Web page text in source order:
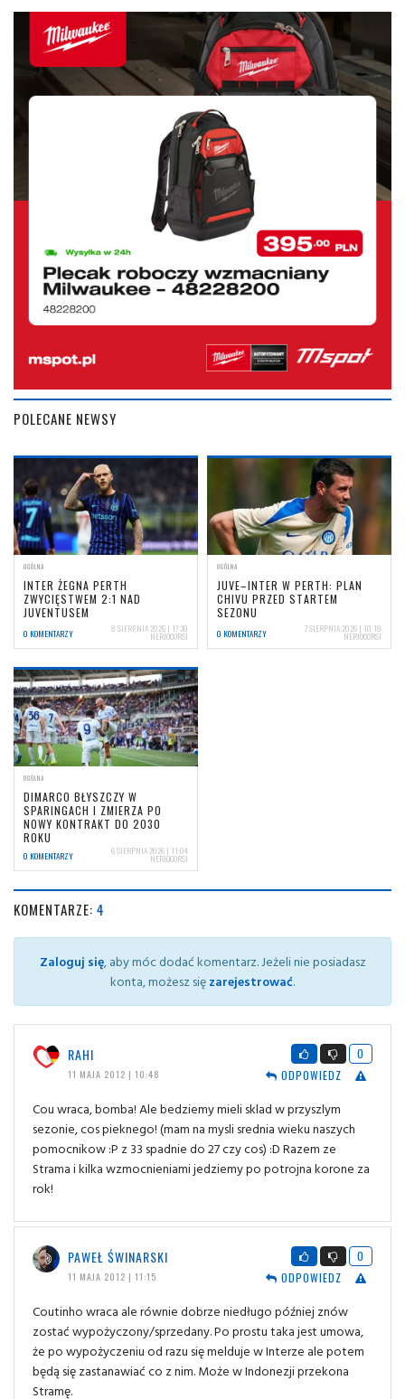
POLECANE NEWSY
OGÓLNA
INTER ŻEGNA PERTH
ZWYCIĘSTWEM 2:1 NAD
JUVENTUSEM
0 KOMENTARZY 8 SIERPNIA 2026 | 17:30
NERIOCORSI
OGÓLNA
JUVE–INTER W PERTH: PLAN
CHIVU PRZED STARTEM
SEZONU
0 KOMENTARZY 7 SIERPNIA 2026 | 10:19
NERIOCORSI
OGÓLNA
DIMARCO BŁYSZCZY W
SPARINGACH I ZMIERZA PO
NOWY KONTRAKT DO 2030
ROKU
0 KOMENTARZY 6 SIERPNIA 2026 | 11:04
NERIOCORSI
KOMENTARZE: 4
Zaloguj się, aby móc dodać komentarz. Jeżeli nie posiadasz
konta, możesz sięzarejestrować.
RAHI
11 MAJA 2012 | 10:48
0
ODPOWIEDZ
Cou wraca, bomba! Ale bedziemy mieli sklad w przyszlym
sezonie, cos pieknego! (mam na mysli srednia wieku naszych
pomocnikow :P z 33 spadnie do 27 czy cos) :D Razem ze
Strama i kilka wzmocnieniami jedziemy po potrojna korone za
rok!
PAWEŁ ŚWINARSKI
11 MAJA 2012 | 11:15
0
ODPOWIEDZ
Coutinho wraca ale równie dobrze niedługo później znów
zostać wypożyczony/sprzedany. Po prostu taka jest umowa,
że po wypożyczeniu od razu się melduje w Interze ale potem
będą się zastanawiać co z nim. Może w Indonezji przekona
Stramę.